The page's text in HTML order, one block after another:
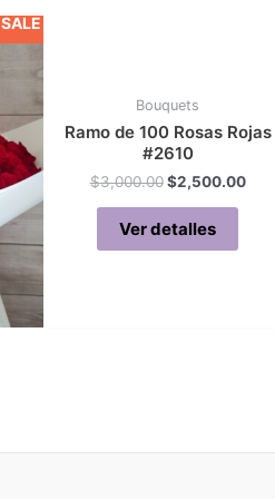
SALE
Bouquets
Ramo de 100 Rosas Rojas
#2610
$3,000.00 Original
$3,000.00.
$2,500.00
Ver detalles